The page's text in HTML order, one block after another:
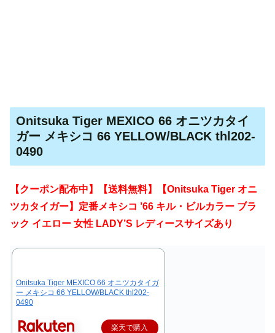
Onitsuka Tiger MEXICO 66 オニツカタイ
ガー メキシコ 66 YELLOW/BLACK thl202-
0490
【クーポン配布中】【送料無料】【Onitsuka Tiger オニ
ツカタイガー】定番メキシコ ’66 キル・ビルカラー ブラ
ック イエロー 女性 LADY’S レディースサイズあり
Onitsuka Tiger MEXICO 66 オニツカタイガ
ー メキシコ 66 YELLOW/BLACK thl202-
0490
楽天で購入